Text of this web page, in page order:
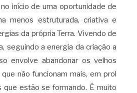
início de uma oportunidade de
menos estruturada, criativa e
da própria Terra. Vivendo de
seguindo a energia da criação a
envolve abandonar os velhos
não funcionam mais, em prol
que estão se formando. É muito